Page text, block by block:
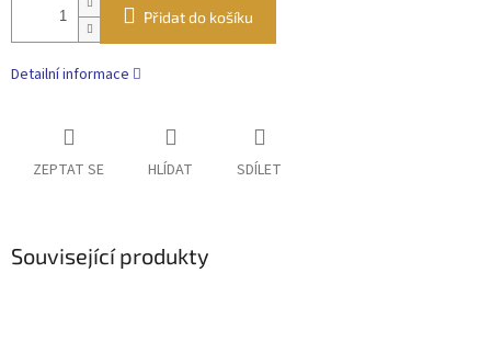
Přidat do košíku
Detailní informace
ZEPTAT SE HLÍDAT SDÍLET
Související produkty